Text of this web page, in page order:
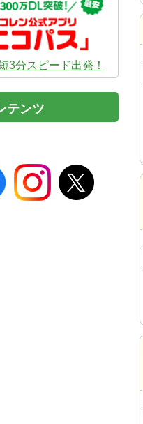
3分スピード出発！
テンツ